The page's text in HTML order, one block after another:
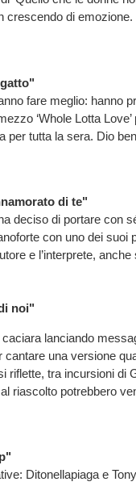
crescendo di
fare meglio: hanno
‘Whole Lotta
per tutta la sera. Dio
di te"
deciso di portare con
con uno dei suoi
e l’interprete,
noi"
lanciando
una versione
riflette, tra incursioni di
riascolto potrebbero
Ditonellapiaga e